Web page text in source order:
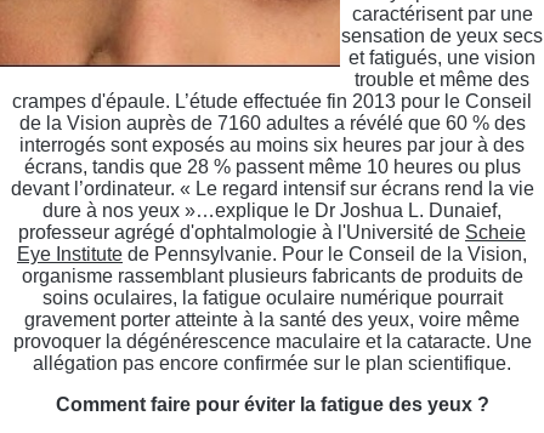
caractérisent par une
sensation de yeux secs
et fatigués, une vision
trouble et même des
crampes d'épaule. L’étude effectuée fin 2013 pour le Conseil
de la Vision auprès de 7160 adultes a révélé que 60 % des
interrogés sont exposés au moins six heures par jour à des
écrans, tandis que 28 % passent même 10 heures ou plus
devant l’ordinateur. « Le regard intensif sur écrans rend la vie
dure à nos yeux »…explique le Dr Joshua L. Dunaief,
professeur agrégé d'ophtalmologie à l'Université de Scheie
Eye Institute de Pennsylvanie. Pour le Conseil de la Vision,
organisme rassemblant plusieurs fabricants de produits de
soins oculaires, la fatigue oculaire numérique pourrait
gravement porter atteinte à la santé des yeux, voire même
provoquer la dégénérescence maculaire et la cataracte. Une
allégation pas encore confirmée sur le plan scientifique.
Comment faire pour éviter la fatigue des yeux ?